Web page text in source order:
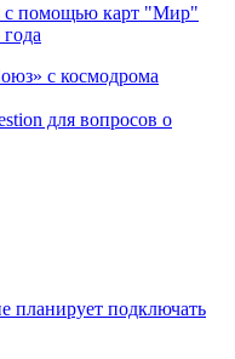
с помощью карт "Мир"
с космодрома
для вопросов о
планирует подключать